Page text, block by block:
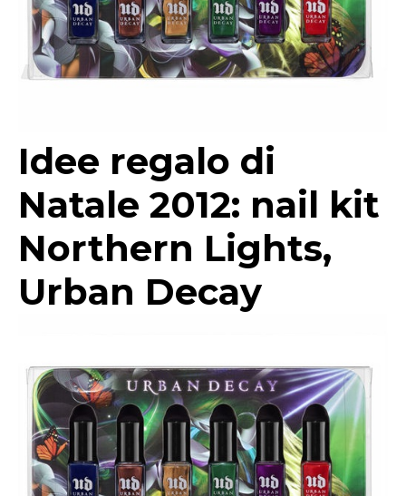
Idee regalo di
Natale 2012: nail kit
Northern Lights,
Urban Decay